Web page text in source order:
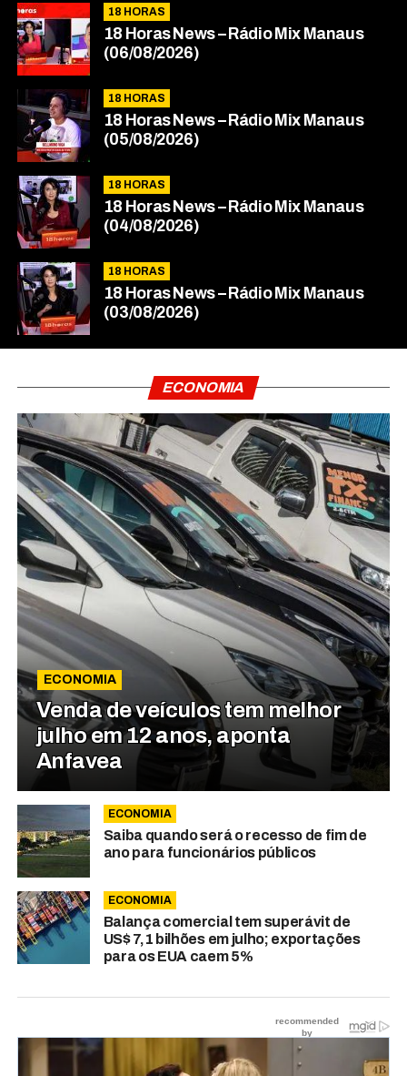
18 HORAS
18 Horas News​​​​​​​​​​​​ – Rádio Mix Manaus
(06/08/2026)
18 HORAS
18 Horas News​​​​​​​​​​​​ – Rádio Mix Manaus
(05/08/2026)
18 HORAS
18 Horas News​​​​​​​​​​​​ – Rádio Mix Manaus
(04/08/2026)
18 HORAS
18 Horas News​​​​​​​​​​​​ – Rádio Mix Manaus
(03/08/2026)
ECONOMIA
ECONOMIA
Venda de veículos tem melhor
julho em 12 anos, aponta
Anfavea
ECONOMIA
Saiba quando será o recesso de fim de
ano para funcionários públicos
ECONOMIA
Balança comercial tem superávit de
US$ 7,1 bilhões em julho; exportações
para os EUA caem 5%